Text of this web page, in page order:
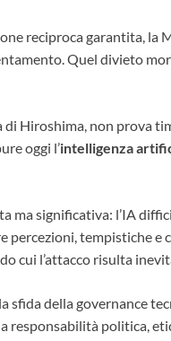
reciproca garantita, la
Quel divieto
Hiroshima, non prova
oggi l’intelligenza
ma significativa: l’IA
percezioni, tempistiche
cui l’attacco risulta
sfida della governance
responsabilità politica,